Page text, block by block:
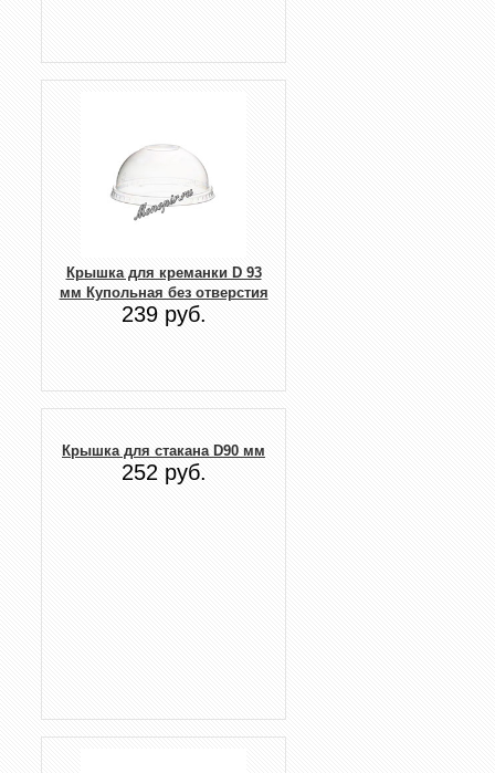
Крышка для креманки D 93
мм Купольная без отверстия
239 руб.
Крышка для стакана D90 мм
252 руб.